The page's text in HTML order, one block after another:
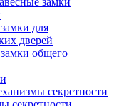
для
дверей
общего
секретности